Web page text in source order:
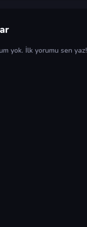
yok. İlk yorumu sen yaz!